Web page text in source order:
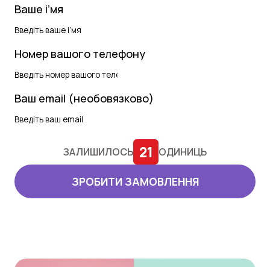
Ваше і’мя
Номер вашого телефону
Ваш email (необовязково)
ЗРОБИТИ ЗАМОВЛЕННЯ
ЗАЛИШИЛОСЬ 21 ОДИНИЦЬ